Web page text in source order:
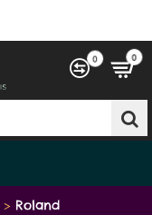
0 0
Roland